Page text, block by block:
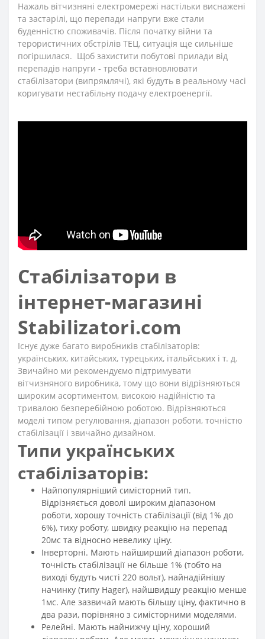
Нажаль вітчизняні електромережі настільки виснажені
та застарілі, що перепади напруги вже стали
буденністю споживачів. Після початку війни та
терористичних обстрілів ТЕЦ, ситуація ще сильніше
погіршилася. Щоб захистити побутові прилади від
перепадів напруги - треба вставновлювати
стабілізатори (випрямлячі), які будуть в реальному часі
коригувати нестабільну подачу електроенергії.
Стабілізатори в
інтернет-магазині
Stabilizatori.com
Існує дуже багато виробників стабілізаторів:
українських, китайських, турецьких, італьйських і т. д.
Звичайно ми рекомендуємо підтримувати
вітчизняного виробника, тому що вони відрізняються
широким асортиментом, високою надійністю та
тривалою безперебійною роботою. Відрізняються
моделі типом регулювання, діапазон роботи, точністю
стабілізації і звичайно дизайном.
Типи українських
стабілізаторів:
Найпопулярніший симісторний тип.
Відрізняється доволі широким діапазоном
роботи, хорошу точність стабілізації (від 1% до
6%), тиху роботу, швидку реакцію на перепад
20мс та відносно невелику ціну.
Інверторні. Мають найширший діапазон роботи,
точність стабілізації не більше 1% (тобто на
виході будуть чисті 220 вольт), найнадійнішу
начинку (типу Hager), найшвидшу реакцію менше
1мс. Але зазвичай мають більшу ціну, фактично в
два рази, порівняно з симісторними моделями.
Релейні. Мають найнижчу ціну, хороший